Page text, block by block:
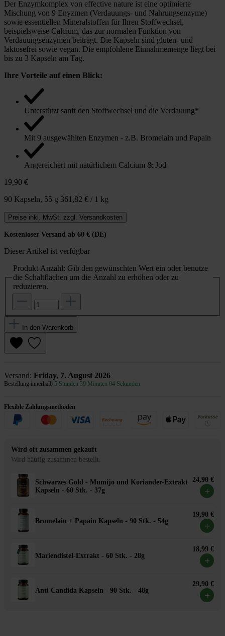
Der Enzymkomplex von effective nature ist eine optimierte
Mischung von 9 Enyzmen (Verdauungs- und Nahrungsenzyme)
sowie essentiellen Mineralstoffen für Ihren Stoffwechsel,
beispielsweise Calcium, das zur normalen Funktion von
Verdauungsenzymen beiträgt. Die Kapseln sind gluten- und
laktosefrei sowie vegan. Die empfohlene Einnahmemenge liegt bei
bis zu 3 Kapseln am Tag.
Ihre Vorteile auf einen Blick:
Unterstützt sanft den Stoffwechsel und die Verdauung*
Mit 9 ausgewählten Enzymen - z.B. Bromelain und Papain
Angereichert mit natürlichem Calcium & Jod
19,90 €
90 Kapseln, 55 g 361,82 € / 1 kg
Preise inkl. MwSt. zzgl. Versandkosten
Kostenloser Versand ab 60 € (DE)
Dieser Artikel ist verfügbar
Produkt Anzahl: Gib den gewünschten Wert ein oder benutze
die Schaltflächen um die Anzahl zu erhöhen oder zu
reduzieren.
In den Warenkorb
Versand: Friday, 7. August 2026
Bestellung innerhalb 5 Stunden 39 Minuten 04 Sekunden
Flexible Zahlungsmethoden
Wird oft zusammen gekauft
Wird häufig zusammen bestellt.
Schwarzes Gold - Mumijo und Koriander-Extrakt
Kapseln - 60 Stk. - 37g
24,90 €
+
Bromelain + Papain Kapseln - 90 Stk. - 54g
19,90 €
+
Mariendistel-Extrakt - 60 Stk. - 28g
18,99 €
+
Anti Candida Kapseln - 90 Stk. - 48g
29,90 €
+